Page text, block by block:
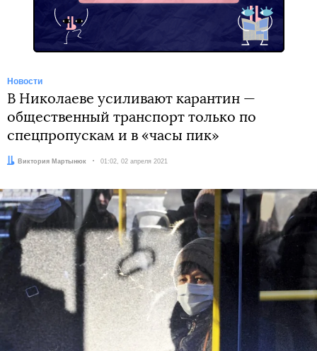
Новости
В Николаеве усиливают карантин —
общественный транспорт только по
спецпропускам и в «часы пик»
Автор:Виктория Мартынюк Дата:
01:02, 02 апреля 2021